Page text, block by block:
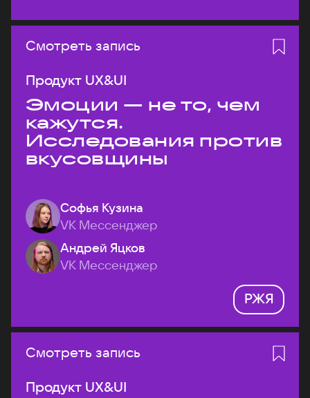
Смотреть запись
Продукт UX&UI
Эмоции — не то, чем
кажутся.
Исследования против
вкусовщины
Софья Кузина
VK Мессенджер
Андрей Яцков
VK Мессенджер
РЖЯ
Смотреть запись
Продукт UX&UI